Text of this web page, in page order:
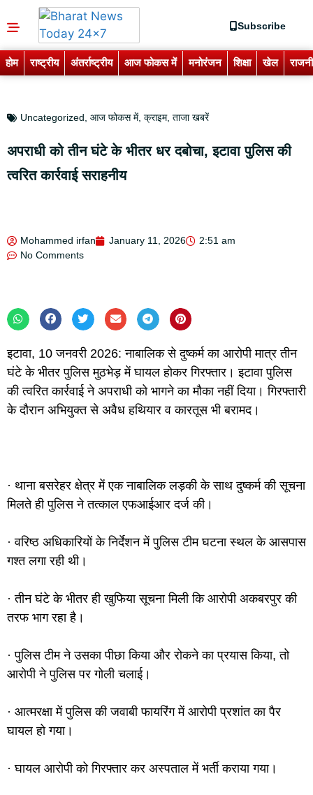
Subscribe
होम राष्ट्रीय अंतर्राष्ट्रीय आज फोकस में मनोरंजन शिक्षा खेल
Uncategorized आज फोकस में, क्राइम, ताजा खबरें
अपराधी को तीन घंटे के भीतर धर दबोचा, इटावा पुलिस की
त्वरित कार्रवाई सराहनीय
Mohammed irfan January 11, 2026
2:51 am
No Comments
इटावा, 10 जनवरी 2026: नाबालिक से दुष्कर्म का आरोपी मात्र तीन
घंटे के भीतर पुलिस मुठभेड़ में घायल होकर गिरफ्तार। इटावा पुलिस
की त्वरित कार्रवाई ने अपराधी को भागने का मौका नहीं दिया। गिरफ्तारी
के दौरान अभियुक्त से अवैध हथियार व कारतूस भी बरामद।
· थाना बसरेहर क्षेत्र में एक नाबालिक लड़की के साथ दुष्कर्म की सूचना
मिलते ही पुलिस ने तत्काल एफआईआर दर्ज की।
· वरिष्ठ अधिकारियों के निर्देशन में पुलिस टीम घटना स्थल के आसपास
गश्त लगा रही थी।
· तीन घंटे के भीतर ही खुफिया सूचना मिली कि आरोपी अकबरपुर की
तरफ भाग रहा है।
· पुलिस टीम ने उसका पीछा किया और रोकने का प्रयास किया, तो
आरोपी ने पुलिस पर गोली चलाई।
· आत्मरक्षा में पुलिस की जवाबी फायरिंग में आरोपी प्रशांत का पैर
घायल हो गया।
· घायल आरोपी को गिरफ्तार कर अस्पताल में भर्ती कराया गया।